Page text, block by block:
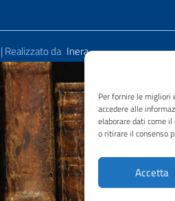
Per fornire le migliori
accedere alle
elaborare dati come
o ritirare il consenso
Accetta
| Realizzato da Inera